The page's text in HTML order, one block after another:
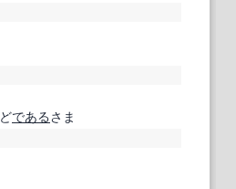
であるさま